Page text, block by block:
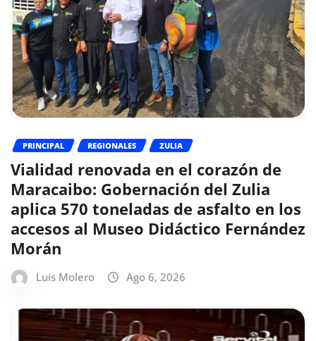
PRINCIPAL REGIONALES ZULIA
Vialidad renovada en el corazón de
Maracaibo: Gobernación del Zulia
aplica 570 toneladas de asfalto en los
accesos al Museo Didáctico Fernández
Morán
Luis Molero Ago 6, 2026